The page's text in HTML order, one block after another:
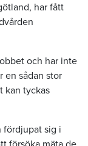
har fått
och har inte
en sådan stor
kan tyckas
fördjupat sig i